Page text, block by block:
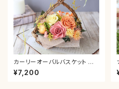
カーリーオーバルバスケット オ
レンジ カーネーション ローズ
薔薇 引っ越し 誕生日 ギフト 母
¥7,200